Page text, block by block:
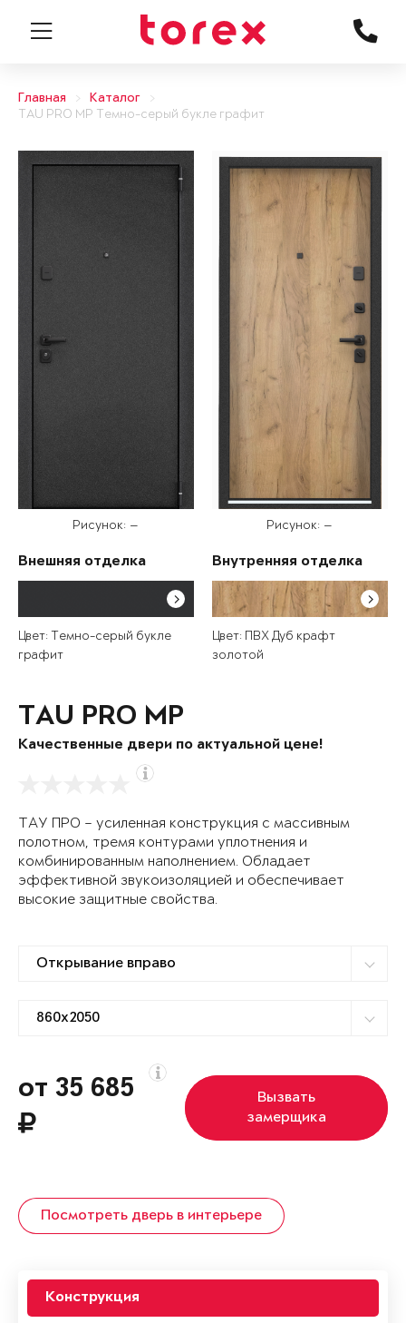
Главная
Каталог
TAU PRO MP Темно-серый букле графит
Рисунок: —
Внешняя отделка
Цвет: Темно-серый букле
графит
Рисунок: —
Внутренняя отделка
Цвет: ПВХ Дуб крафт
золотой
TAU PRO MP
Качественные двери по актуальной цене!
ТАУ ПРО – усиленная конструкция с массивным
полотном, тремя контурами уплотнения и
комбинированным наполнением. Обладает
эффективной звукоизоляцией и обеспечивает
высокие защитные свойства.
от 35 685
Вызвать
замерщика
Посмотреть дверь в интерьере
Конструкция